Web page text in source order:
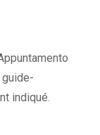
guide-
indiqué.